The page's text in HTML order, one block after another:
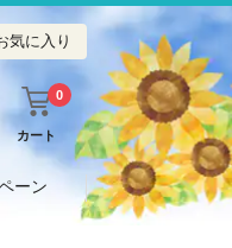
気に入り
カート
0
ーン